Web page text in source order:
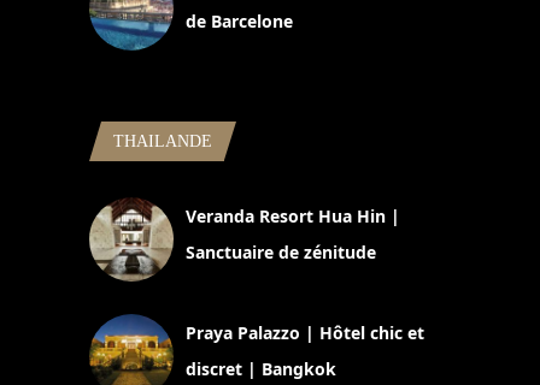
de Barcelone
THAILANDE
Veranda Resort Hua Hin |
Sanctuaire de zénitude
Praya Palazzo | Hôtel chic et
discret | Bangkok